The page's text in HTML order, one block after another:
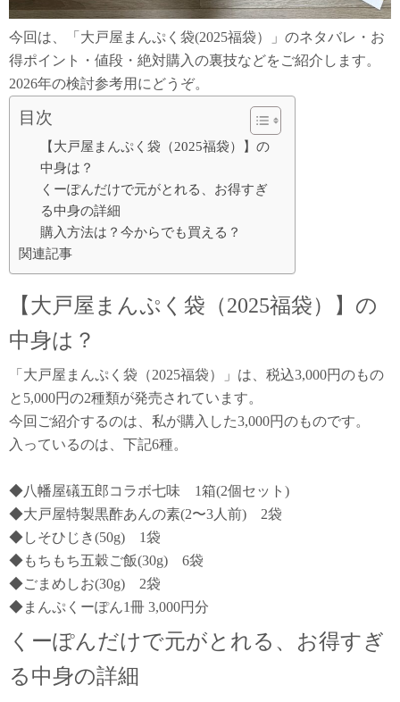
今回は、「大戸屋まんぷく袋(2025福袋）」のネタバレ・お
得ポイント・値段・絶対購入の裏技などをご紹介します。
2026年の検討参考用にどうぞ。
目次
【大戸屋まんぷく袋（2025福袋）】の
中身は？
くーぽんだけで元がとれる、お得すぎ
る中身の詳細
購入方法は？今からでも買える？
関連記事
【大戸屋まんぷく袋（2025福袋）】の
中身は？
「大戸屋まんぷく袋（2025福袋）」は、税込3,000円のもの
と5,000円の2種類が発売されています。
今回ご紹介するのは、私が購入した3,000円のものです。
入っているのは、下記6種。
◆八幡屋礒五郎コラボ七味 1箱(2個セット)
◆大戸屋特製黒酢あんの素(2〜3人前) 2袋
◆しそひじき(50g) 1袋
◆もちもち五穀ご飯(30g) 6袋
◆ごまめしお(30g) 2袋
◆まんぷくーぽん1冊 3,000円分
くーぽんだけで元がとれる、お得すぎ
る中身の詳細